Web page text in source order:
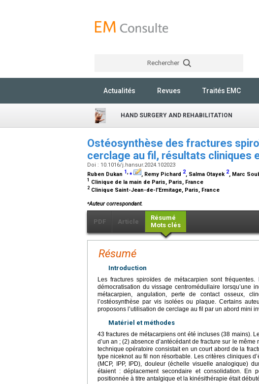
Rechercher
Actualités Revues Traités EMC
HAND SURGERY AND REHABILITATION
Ostéosynthèse des fractures
cerclage au fil, résultats cliniques
Doi : 10.1016/j.hansur.2024.102023
Ruben Dukan 1,⁎ , Remy Pichard 2, Salma Otayek 2, Marc
1 Clinique de la main de Paris, Paris, France
2 Clinique Saint-Jean-de-l’Ermitage, Paris, France
⁎Auteur correspondant.
PDF Article
Résumé
Mots clés
Résumé
Introduction
Les fractures spiroïdes de métacarpien sont
démocratisation du vissage centromédullaire lorsqu’une
métacarpien, angulation, perte de contact osseux,
l’ostéosynthèse par vis isolées ou plaque. Certains
proposons l’utilisation de cerclage au fil par un abord mini
Matériel et méthodes
43 fractures de métacarpiens ont été incluses (38 mains).
d’un an ; (2) absence d’antécédant de fracture sur le
technique opératoire consistait en un court abord de la
type niceknot au fil non résorbable. Les critères cliniques
(MCP, IPP, IPD), douleur (échelle visuelle analogique)
étaient : déplacement secondaire et consolidation. En
positionnée à titre antalgique et la kinésithérapie était